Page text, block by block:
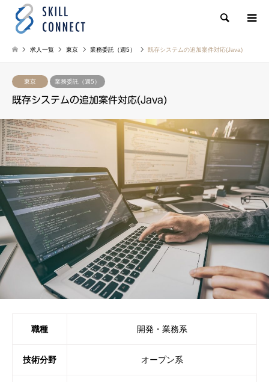
検索
求人一覧 東京 業務委託（週5） 既存システムの追加案件対応(Java)
東京 業務委託（週5）
既存システムの追加案件対応(Java)
職種 開発・業務系
技術分野 オープン系